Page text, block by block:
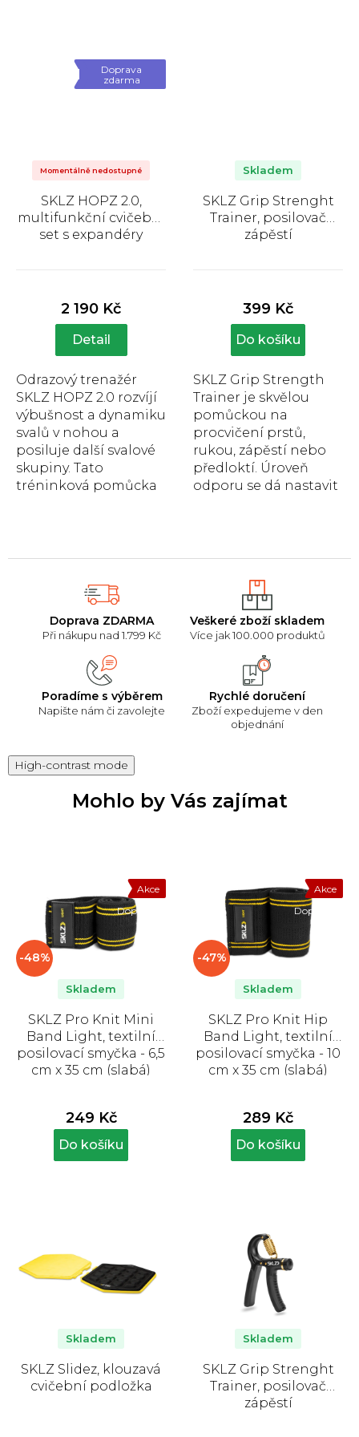
Doprava ZDARMA
Při nákupu nad 1.799 Kč
Veškeré zboží skladem
Více jak 100.000 produktů
Poradíme s výběrem
Napište nám či zavolejte
Rychlé doručení
Zboží expedujeme v den
objednání
Doprava
zdarma
SKLZ HOPZ 2.0,
multifunkční cvičební
set s expandéry
produktu
hvězdiček.
Momentálně nedostupné
2 190 Kč
Detail
Odrazový trenažér
SKLZ HOPZ 2.0 rozvíjí
výbušnost a dynamiku
svalů v nohou a
posiluje další svalové
skupiny. Tato
tréninková pomůcka
SKLZ Grip Strenght
Trainer, posilovač
zápěstí
produktu
5,0
hvězdiček.
Skladem
399 Kč
Do košíku
SKLZ Grip Strength
Trainer je skvělou
pomůckou na
procvičení prstů,
rukou, zápěstí nebo
předloktí. Úroveň
odporu se dá nastavit
High-contrast mode
Mohlo by Vás zajímat
Akce
Doprodej
-48%
SKLZ Pro Knit Mini
Band Light, textilní
posilovací smyčka - 6,5
cm x 35 cm (slabá)
Skladem
249 Kč
Do košíku
Akce
Doprodej
-47%
SKLZ Pro Knit Hip
Band Light, textilní
posilovací smyčka - 10
cm x 35 cm (slabá)
Skladem
289 Kč
Do košíku
SKLZ Slidez, klouzavá
cvičební podložka
Skladem
SKLZ Grip Strenght
Trainer, posilovač
zápěstí
Skladem